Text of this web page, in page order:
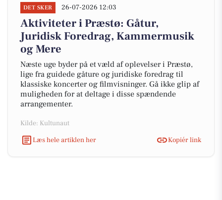
DET SKER 26-07-2026 12:03
Aktiviteter i Præstø: Gåtur,
Juridisk Foredrag, Kammermusik
og Mere
Næste uge byder på et væld af oplevelser i Præstø,
lige fra guidede gåture og juridiske foredrag til
klassiske koncerter og filmvisninger. Gå ikke glip af
muligheden for at deltage i disse spændende
arrangementer.
Kilde: Kultunaut
Læs hele artiklen her
Kopiér link